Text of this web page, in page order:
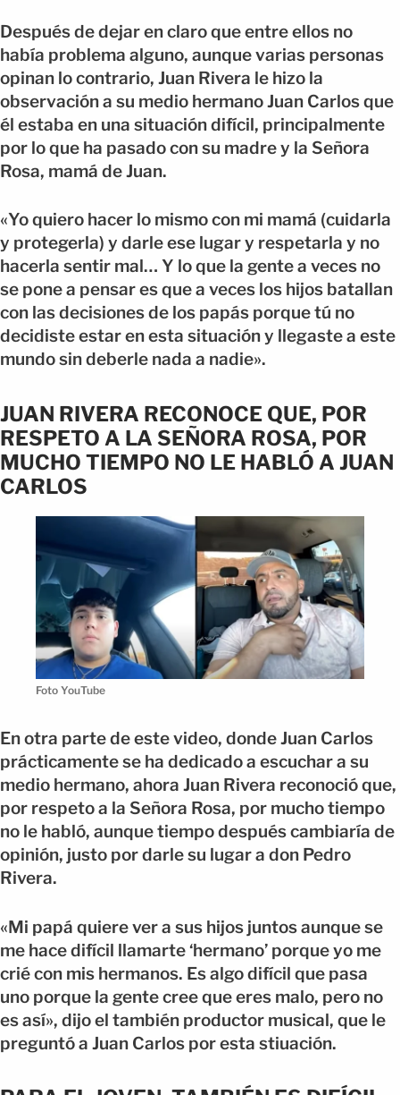
Después de dejar en claro que entre ellos no
había problema alguno, aunque varias personas
opinan lo contrario, Juan Rivera le hizo la
observación a su medio hermano Juan Carlos que
él estaba en una situación difícil, principalmente
por lo que ha pasado con su madre y la Señora
Rosa, mamá de Juan.
«Yo quiero hacer lo mismo con mi mamá (cuidarla
y protegerla) y darle ese lugar y respetarla y no
hacerla sentir mal… Y lo que la gente a veces no
se pone a pensar es que a veces los hijos batallan
con las decisiones de los papás porque tú no
decidiste estar en esta situación y llegaste a este
mundo sin deberle nada a nadie».
JUAN RIVERA RECONOCE QUE, POR
RESPETO A LA SEÑORA ROSA, POR
MUCHO TIEMPO NO LE HABLÓ A JUAN
CARLOS
Foto YouTube
En otra parte de este video, donde Juan Carlos
prácticamente se ha dedicado a escuchar a su
medio hermano, ahora Juan Rivera reconoció que,
por respeto a la Señora Rosa, por mucho tiempo
no le habló, aunque tiempo después cambiaría de
opinión, justo por darle su lugar a don Pedro
Rivera.
«Mi papá quiere ver a sus hijos juntos aunque se
me hace difícil llamarte ‘hermano’ porque yo me
crié con mis hermanos. Es algo difícil que pasa
uno porque la gente cree que eres malo, pero no
es así», dijo el también productor musical, que le
preguntó a Juan Carlos por esta stiuación.